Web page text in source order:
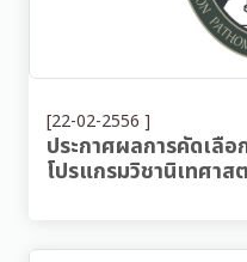
[22-02-2556 ]
ประกาศผลการคัดเลื
โปรแกรมวิชานิเทศาส